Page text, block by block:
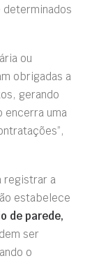
ou
obrigadas a
gerando
encerra uma
registrar a
estabelece
de parede,
ser
o